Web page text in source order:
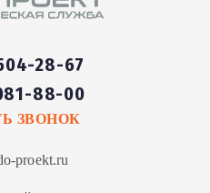
28-67
88-00
ЗВОНОК
proekt.ru